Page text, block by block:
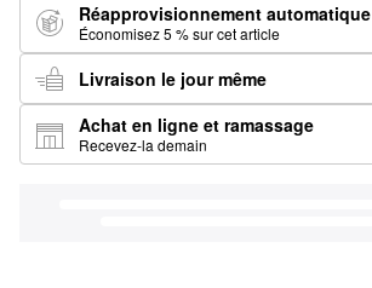
Réapprovisionnement automatique
Économisez 5 % sur cet article
Livraison le jour même
Achat en ligne et ramassage
Recevez-la demain